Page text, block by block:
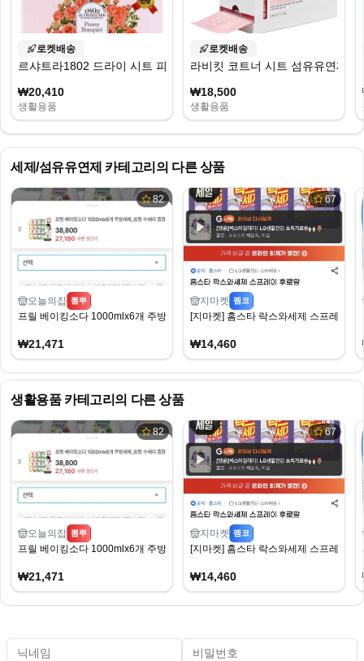
로켓배송
르샤트라1802 드라이 시트 피오니부케 본품
₩20,410
생활용품
로켓배송
라비킷 코트너 시트 섬유유연제
₩18,500
생활용품
세제/섬유유연제 카테고리의 다른 상품
82
오늘의집 뽐뿌
프릴 베이킹소다 1000mlx6개 주방세제_프릴 수세미 증정
₩21,471
67
지마켓 펨코
[지마켓] 홈스타 락스와세제 스프레이
₩14,460
생활용품카테고리의 다른 상품
82
오늘의집 뽐뿌
프릴 베이킹소다 1000mlx6개 주방세제_프릴 수세미 증정
₩21,471
67
지마켓 펨코
[지마켓] 홈스타 락스와세제 스프레이
₩14,460